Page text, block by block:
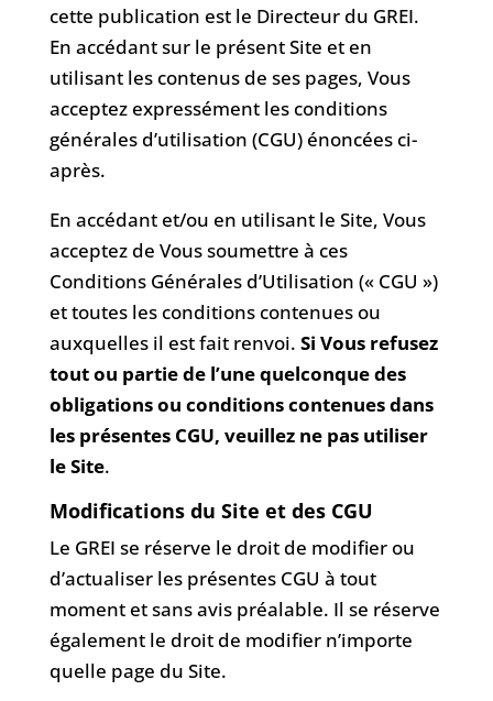
cette publication est le Directeur du GREI.
En accédant sur le présent Site et en
utilisant les contenus de ses pages, Vous
acceptez expressément les conditions
générales d’utilisation (CGU) énoncées ci-
après.
En accédant et/ou en utilisant le Site, Vous
acceptez de Vous soumettre à ces
Conditions Générales d’Utilisation (« CGU »)
et toutes les conditions contenues ou
auxquelles il est fait renvoi. Si Vous refusez
tout ou partie de l’une quelconque des
obligations ou conditions contenues dans
les présentes CGU, veuillez ne pas utiliser
le Site.
Modifications du Site et des CGU
Le GREI se réserve le droit de modifier ou
d’actualiser les présentes CGU à tout
moment et sans avis préalable. Il se réserve
également le droit de modifier n’importe
quelle page du Site.